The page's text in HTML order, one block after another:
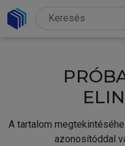
A tartalom
azonosítóddal